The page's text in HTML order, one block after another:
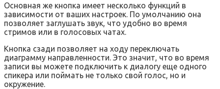
Основная же кнопка имеет несколько функций в
зависимости от ваших настроек. По умолчанию она
позволяет заглушать звук, что удобно во время
стримов или в голосовых чатах.
Кнопка сзади позволяет на ходу переключать
диаграмму направленности. Это значит, что во время
записи вы можете подключить к диалогу еще одного
спикера или поймать не только свой голос, но и
окружение.